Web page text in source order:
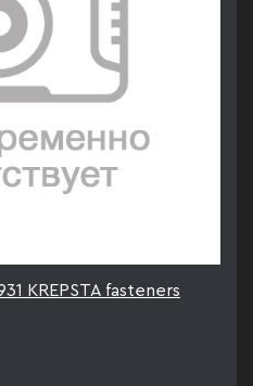
KREPSTA fasteners